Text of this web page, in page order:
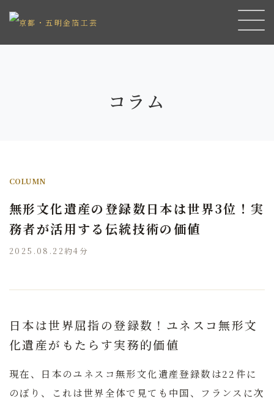
コラム
COLUMN
無形文化遺産の登録数日本は世界3位！実
務者が活用する伝統技術の価値
2025.08.22約4分
日本は世界屈指の登録数！ユネスコ無形文
化遺産がもたらす実務的価値
現在、日本のユネスコ無形文化遺産登録数は22件に
のぼり、これは世界全体で見ても中国、フランスに次